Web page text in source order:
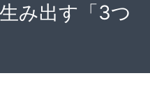
み出す「3つ